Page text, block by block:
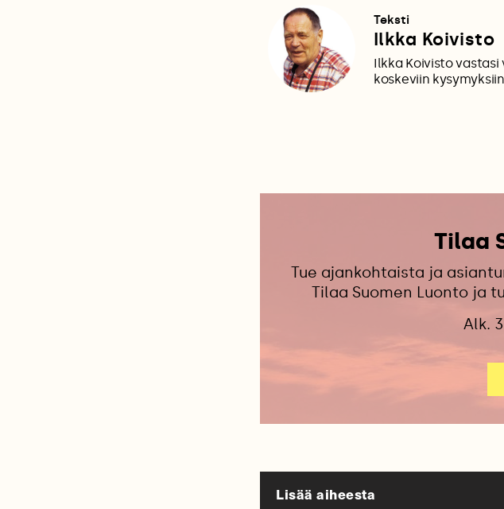
Teksti
Ilkka Koivisto
Ilkka Koivisto vastasi
koskeviin
Tilaa
Tue ajankohtaista ja
Tilaa Suomen Luonto ja
Alk.
Lisää aiheesta